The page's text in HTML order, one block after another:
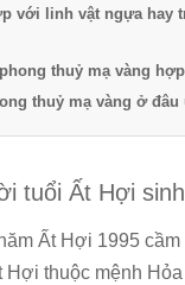
với linh vật ngựa hay
thuỷ mạ vàng
thuỷ mạ vàng ở đâu
tuổi Ất Hợi
Ất Hợi 1995 cầm
thuộc mệnh